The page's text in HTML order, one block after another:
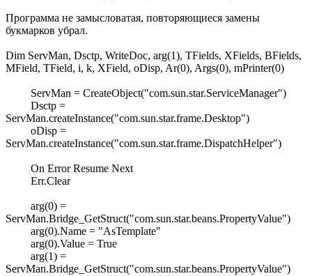
Программа не замысловатая, повторяющиеся замены
букмарков убрал.
Dim ServMan, Dsctp, WriteDoc, arg(1), TFields, XFields, BFields,
MField, TField, i, k, XField, oDisp, Ar(0), Args(0), mPrinter(0)
ServMan = CreateObject("com.sun.star.ServiceManager")
Dsctp =
ServMan.createInstance("com.sun.star.frame.Desktop")
oDisp =
ServMan.createInstance("com.sun.star.frame.DispatchHelper")
On Error Resume Next
Err.Clear
arg(0) =
ServMan.Bridge_GetStruct("com.sun.star.beans.PropertyValue")
arg(0).Name = "AsTemplate"
arg(0).Value = True
arg(1) =
ServMan.Bridge_GetStruct("com.sun.star.beans.PropertyValue")